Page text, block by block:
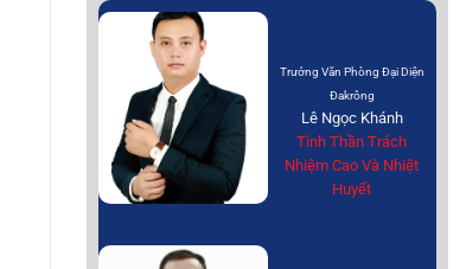
Trưởng Văn Phòng Đại Diện
Đakrông
Lê Ngọc Khánh
Tình Thần Trách
Nhiệm Cao Và Nhiệt
Huyết